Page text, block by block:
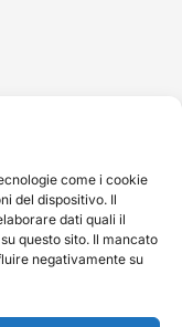
come i cookie
del dispositivo. Il
dati quali il
questo sito. Il mancato
negativamente su